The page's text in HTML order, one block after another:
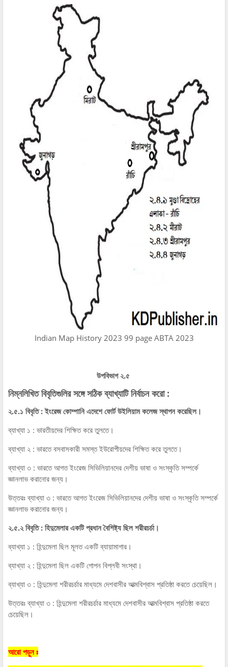
Indian Map History 2023 99 page ABTA 2023
উপবিভাগ ২.৫
নিম্নলিখিত বিবৃতিগুলির সঙ্গে সঠিক ব্যাখ্যাটি নির্বাচন করো :
২.৫.১ বিবৃতি : ইংরেজ কোম্পানি এদেশে ফোর্ট উইলিয়াম কলেজ স্থাপন করেছিল।
ব্যাখ্যা ১ : ভারতীয়দের শিক্ষিত করে তুলতে।
ব্যাখ্যা ২ : ভারতে বসবাসকারী সমস্ত ইউরোপীয়দের শিক্ষিত করে তুলতে।
ব্যাখ্যা ৩ : ভারতে আগত ইংরেজ সিভিলিয়ানদের দেশীয় ভাষা ও সংস্কৃতি সম্পর্কে
জ্ঞানলাভ করানোর জন্য।
উত্তরঃ ব্যাখ্যা ৩ : ভারতে আগত ইংরেজ সিভিলিয়ানদের দেশীয় ভাষা ও সংস্কৃতি সম্পর্কে
জ্ঞানলাভ করানোর জন্য।
২.৫.২ বিবৃতি : হিদুমেলার একটি প্রধান বৈশিষ্ট্য ছিল শরীরচর্চা।
ব্যাখ্যা ১ : হিন্দুমেলা ছিল মূলত একটি ব্যায়ামাগার।
ব্যাখ্যা ২ : হিন্দুমেলা ছিল একটি গোপন বিপ্লবী সংস্থা।
ব্যাখ্যা ৩ : হিন্দুমেলা শরীরচর্চার মাধ্যমে দেশবাসীর আত্মবিশ্বাস প্রতিষ্ঠা করতে চেয়েছিল।
উত্তরঃ ব্যাখ্যা ৩ : হিন্দুমেলা শরীরচর্চার মাধ্যমে দেশবাসীর আত্মবিশ্বাস প্রতিষ্ঠা করতে
চেয়েছিল।
আরো পড়ুন ঃ